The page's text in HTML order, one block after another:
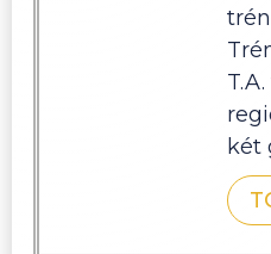
két